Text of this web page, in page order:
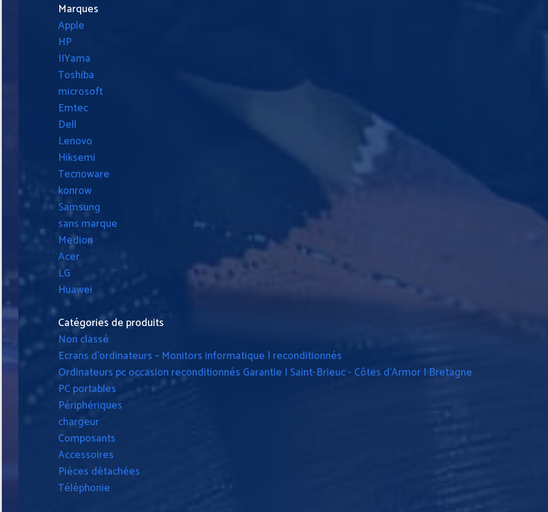
Marques
Apple
HP
IIYama
Toshiba
microsoft
Emtec
Dell
Lenovo
Hiksemi
Tecnoware
konrow
Samsung
sans marque
Medion
Acer
LG
Huawei
Catégories de produits
Non classé
Ecrans d'ordinateurs – Monitors informatique | reconditionnés
Ordinateurs pc occasion reconditionnés Garantie | Saint-Brieuc - Côtes d'Armor | Bretagne
PC portables
Périphériques
chargeur
Composants
Accessoires
Pièces détachées
Téléphonie